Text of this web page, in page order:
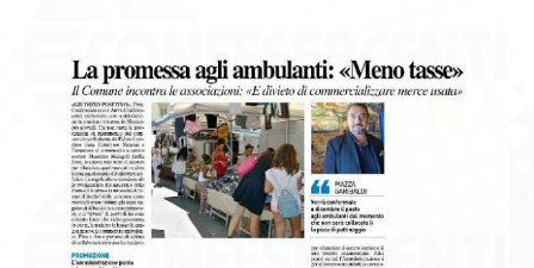
GIOVEDÌ GASTRONOMICI
COMUNICATI E NEWS
CONTATTI